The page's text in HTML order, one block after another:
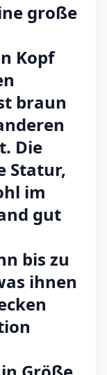
große
Kopf
braun
Die
Statur,
im
gut
bis zu
ihnen